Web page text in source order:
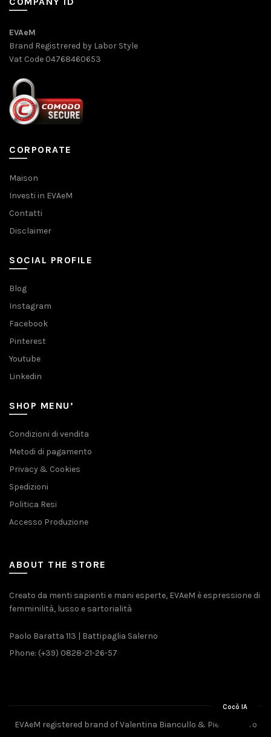
EVAeM
Brand Registrered by Labor Style
Vat Code 04768460653
CORPORATE
Maison
Investi in EVAeM
Contatti
Disclaimer
SOCIAL PROFILE
Blog
Instagram
Facebook
Pinterest
Youtube
Linkedin
SHOP MENU’
Condizioni di vendita
Metodi di pagamento
Privacy & Cookies
Spedizioni
Politica Resi
Accesso Produzione
ABOUT THE STORE
Creato da menti sapienti e mani esperte, EVAeM è espressione di
femminilità, lusso e sartorialità
Paolo Baratta 113 | Battipaglia Salerno
Phone: (+39) 0828-21-26-57
EVAeM registered brand of Valentina Biancullo & Pietro Piliero
Cocò IA